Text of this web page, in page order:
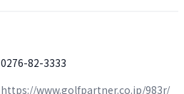
0276-82-3333
https://www.golfpartner.co.jp/983r/